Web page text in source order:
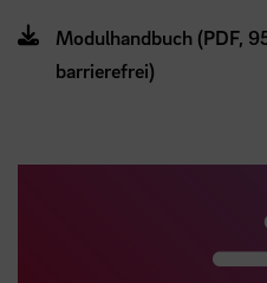
Modulhandbuch (PDF,
barrierefrei)